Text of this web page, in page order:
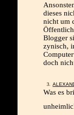
dieses
nicht um
Blogger
zynisch,
doch
Was es